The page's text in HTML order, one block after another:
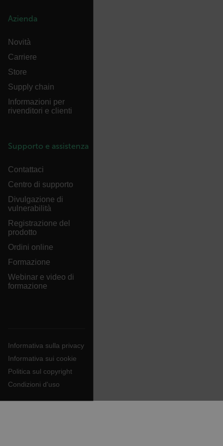
Azienda
Novità
Carriere
Store
Supply chain
Informazioni per
rivenditori e clienti
Supporto e assistenza
Contattaci
Centro di supporto
Divulgazione di
vulnerabilità
Registrazione del
prodotto
Ordini online
Formazione
Webinar e video di
formazione
Informativa sulla privacy
Informativa sui cookie
Politica sul copyright
Condizioni d'uso
__cf_bm
atgRecSessionId
UserGlobalization